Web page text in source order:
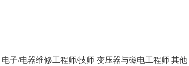
电子/电器维修工程师/技师 变压器与磁电工程师 其他